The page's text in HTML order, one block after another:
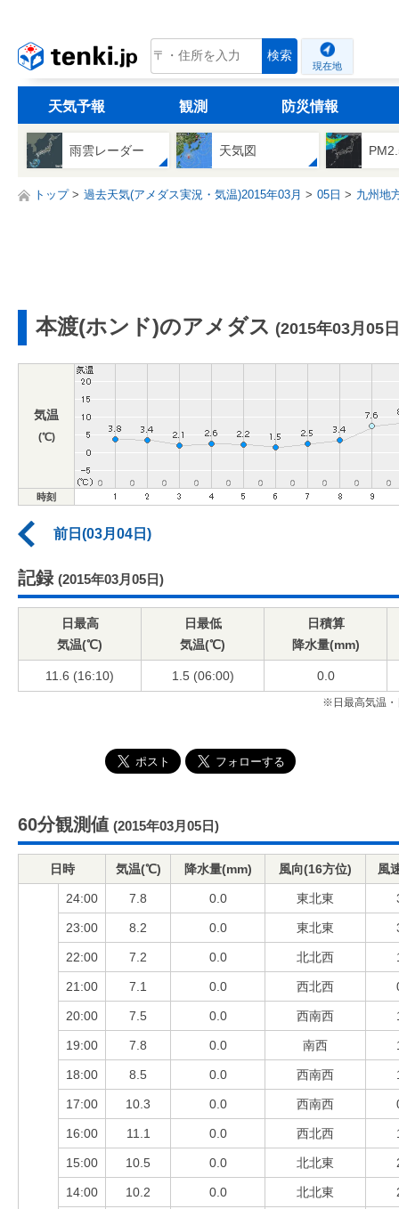
tenki.jp 検索
現在地
天気予報 観測 防災情報
雨雲レーダー 天気図
トップ 過去天気(アメダス実況・気温)2015年03月 05日 九州地
本渡(ホンド)のアメダス (2015年03月05
気温
(℃)
時刻
前日(03月04日)
記録 (2015年03月05日)
日最高
気温(℃)
日最低
気温(℃)
日積算
降水量(mm)
11.6 (16:10) 1.5 (06:00) 0.0
※日最高気温・
60分観測値 (2015年03月05日)
日時 気温(℃) 降水量(mm) 風向(16方位) 風
24:00 7.8 0.0 東北東
23:00 8.2 0.0 東北東
22:00 7.2 0.0 北北西
21:00 7.1 0.0 西北西
20:00 7.5 0.0 西南西
19:00 7.8 0.0 南西
18:00 8.5 0.0 西南西
17:00 10.3 0.0 西南西
16:00 11.1 0.0 西北西
15:00 10.5 0.0 北北東
14:00 10.2 0.0 北北東